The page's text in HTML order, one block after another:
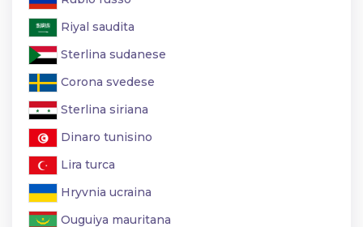
Riyal saudita
Sterlina sudanese
Corona svedese
Sterlina siriana
Dinaro tunisino
Lira turca
Hryvnia ucraina
Ouguiya mauritana